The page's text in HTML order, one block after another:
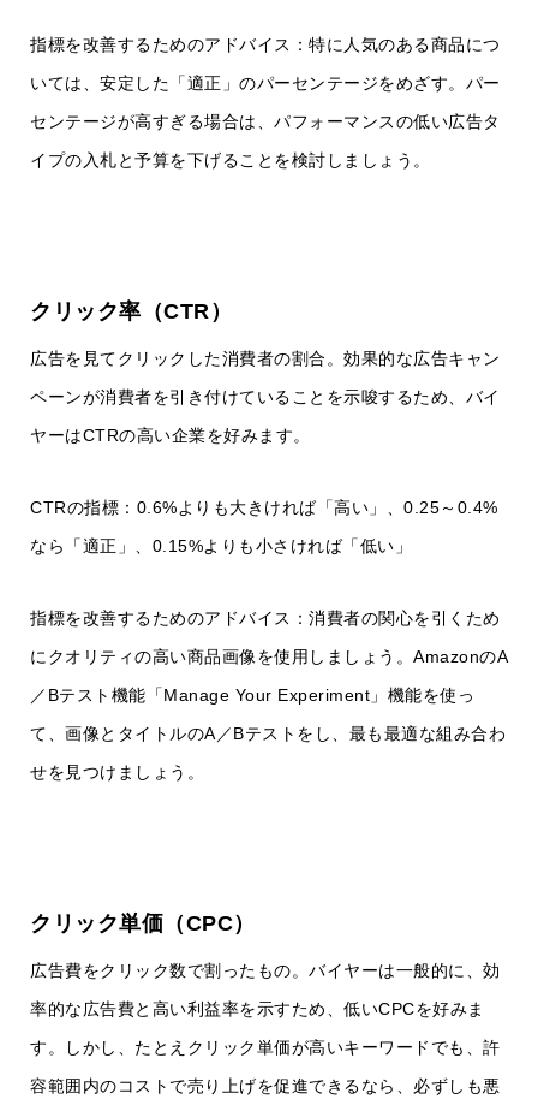
指標を改善するためのアドバイス：特に人気のある商品につ
いては、安定した「適正」のパーセンテージをめざす。パー
センテージが高すぎる場合は、パフォーマンスの低い広告タ
イプの入札と予算を下げることを検討しましょう。
クリック率（CTR）
広告を見てクリックした消費者の割合。効果的な広告キャン
ペーンが消費者を引き付けていることを示唆するため、バイ
ヤーはCTRの高い企業を好みます。
CTRの指標：0.6%よりも大きければ「高い」、0.25～0.4%
なら「適正」、0.15%よりも小さければ「低い」
指標を改善するためのアドバイス：消費者の関心を引くため
にクオリティの高い商品画像を使用しましょう。AmazonのA
／Bテスト機能「Manage Your Experiment」機能を使っ
て、画像とタイトルのA／Bテストをし、最も最適な組み合わ
せを見つけましょう。
クリック単価（CPC）
広告費をクリック数で割ったもの。バイヤーは一般的に、効
率的な広告費と高い利益率を示すため、低いCPCを好みま
す。しかし、たとえクリック単価が高いキーワードでも、許
容範囲内のコストで売り上げを促進できるなら、必ずしも悪